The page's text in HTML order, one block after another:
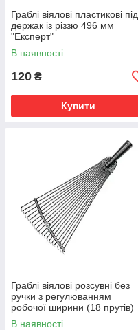
Граблі віялові пластикові під
держак із різзю 496 мм
"Експерт"
В наявності
120 ₴
Купити
Граблі віялові розсувні без
ручки з регулюванням
робочої ширини (18 прутів)
посилені
В наявності